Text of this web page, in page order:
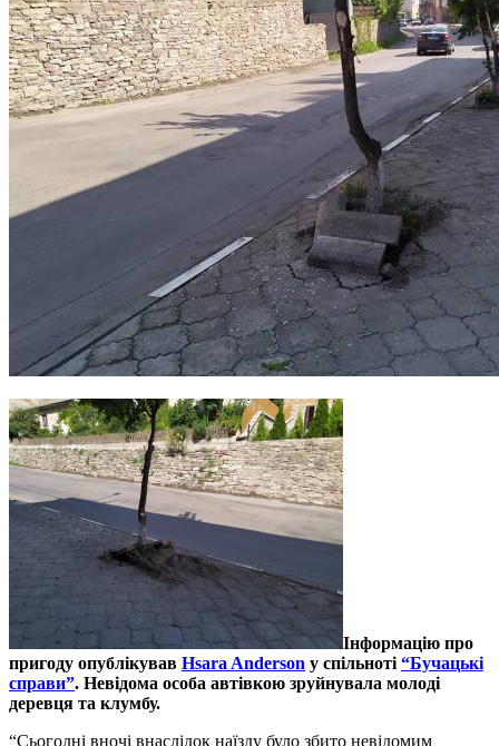
Інформацію про
пригоду опублікував Hsara Anderson у спільноті “Бучацькі
справи”. Невідома особа автівкою зруйнувала молоді
деревця та клумбу.
“Сьогодні вночі внаслідок наїзду було збито невідомим